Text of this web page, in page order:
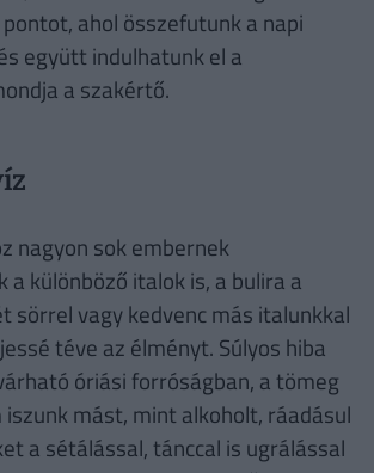
ahol összefutunk a napi
együtt indulhatunk el a
a szakértő.
nagyon sok embernek
különböző italok is, a bulira a
sörrel vagy kedvenc más italunkkal
téve az élményt. Súlyos hiba
óriási forróságban, a tömeg
mást, mint alkoholt, ráadásul
a sétálással, tánccal is ugrálással